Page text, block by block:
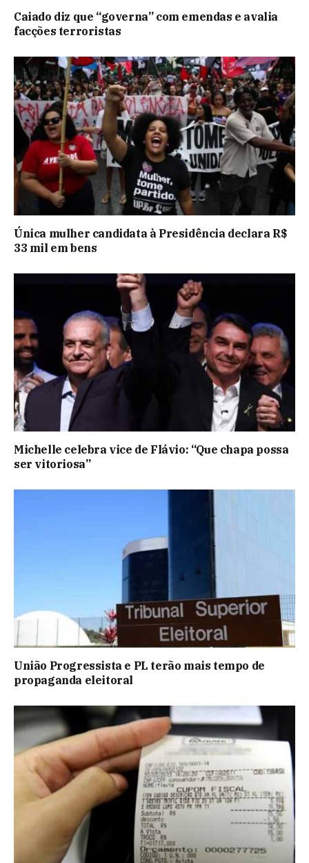
Caiado diz que “governa” com emendas e avalia
facções terroristas
Única mulher candidata à Presidência declara R$
33 mil em bens
Michelle celebra vice de Flávio: “Que chapa possa
ser vitoriosa”
União Progressista e PL terão mais tempo de
propaganda eleitoral